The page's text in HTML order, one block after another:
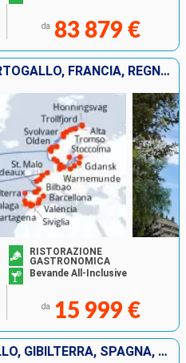
da 83 879 €
GIBILTERRA, SPAGNA, PORTOGALLO, FRANCIA, REGNO UNITO, PAESI BASSI, NORVEGIA, DANIMARCA, GERMANIA, POLONIA, LITUANIA, LETTONIA, ESTONIA, SVEZIA
RISTORAZIONE
GASTRONOMICA
Bevande All-Inclusive
da 15 999 €
REGNO UNITO, PORTOGALLO, GIBILTERRA, SPAGNA, FRANCIA, MONACO MONTE CARLO, ITALIA, CROAZIA, MONTENEGRO, SLOVENIA, GRECIA, TURCHIA